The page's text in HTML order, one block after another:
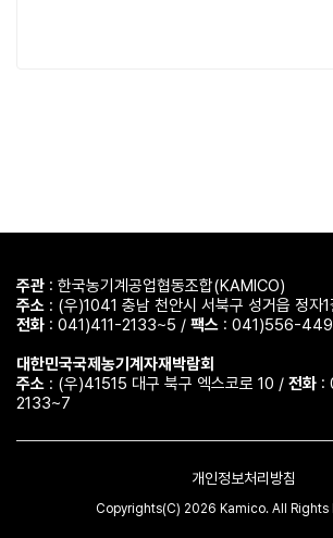
주관 : 한국농기계공업협동조합(KAMICO)
주소 : (우)1041 충남 천안시 서북구 성거읍 정자
전화 : 041)411-2133~5 / 팩스 : 041)556-
대한민국국제농기계자재박람회
주소 : (우)41515 대구 북구 엑스코로 10 / 전화 :
2133~7
개인정보처리방침
Copyrights(C) 2026 Kamico. All Rights